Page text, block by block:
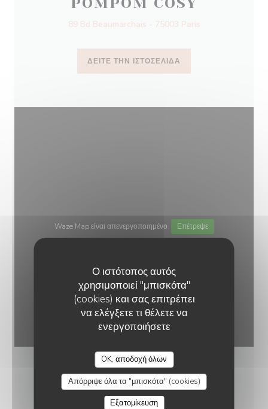
Ο ιστότοπος αυτός
χρησιμοποιεί "μπισκότα"
(cookies) και σας επιτρέπει
να ελέγξετε τι θέλετε να
ενεργοποιήσετε
OK, αποδοχή όλων
Απόρριψε όλα τα "μπισκότα" (cookies)
Εξατομίκευση
89 Bd Beaumarchais - 75003 Paris
ΔΕΊΤΕ ΤΗΝ ΙΣΤΟΣΕΛΊΔΑ
Waze Map είναι απενεργοποιημένο. Επέτρεψε
CAFE POMPOM